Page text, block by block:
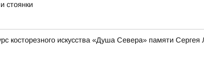
стоянки
косторезного искусства «Душа Севера» памяти